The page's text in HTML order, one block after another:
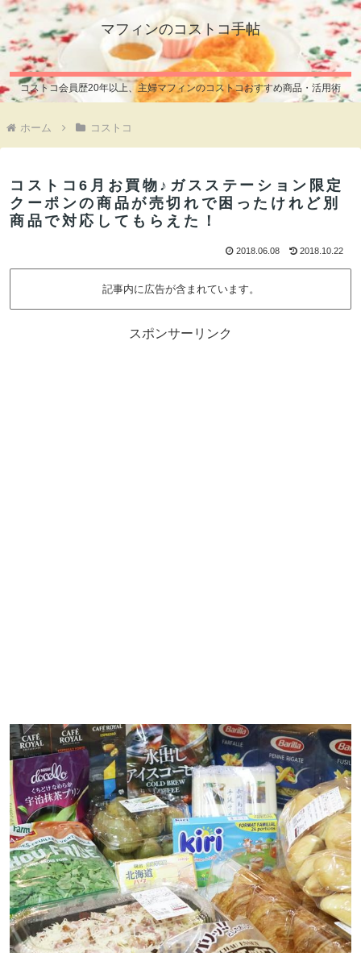
マフィンのコストコ手帖
コストコ会員歴20年以上、主婦マフィンのコストコおすすめ商品・活用術
ホーム コストコ
コストコ6月お買物♪ガスステーション限定
クーポンの商品が売切れで困ったけれど別
商品で対応してもらえた！
2018.06.08 2018.10.22
記事内に広告が含まれています。
スポンサーリンク